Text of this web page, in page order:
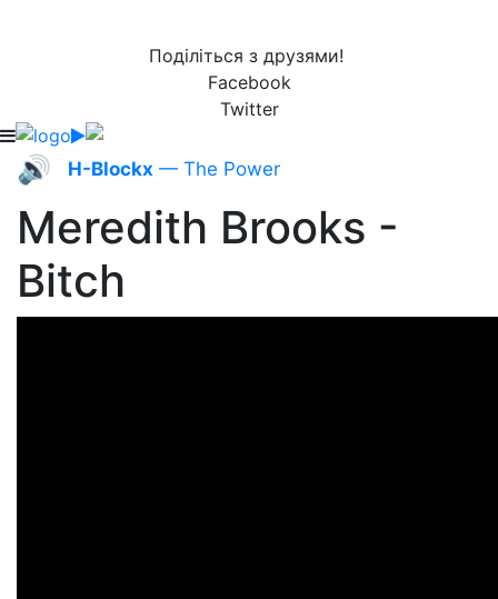
Поділіться з друзями!
Facebook
Twitter
🔊 H-Blockx — The Power
Meredith Brooks -
Bitch